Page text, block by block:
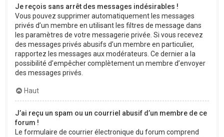
Je reçois sans arrêt des messages indésirables !
Vous pouvez supprimer automatiquement les messages
privés d’un membre en utilisant les filtres de message dans
les paramètres de votre messagerie privée. Si vous recevez
des messages privés abusifs d’un membre en particulier,
rapportez les messages aux modérateurs. Ce dernier a la
possibilité d’empêcher complètement un membre d’envoyer
des messages privés.
Haut
J’ai reçu un spam ou un courriel abusif d’un membre de ce
forum !
Le formulaire de courrier électronique du forum comprend